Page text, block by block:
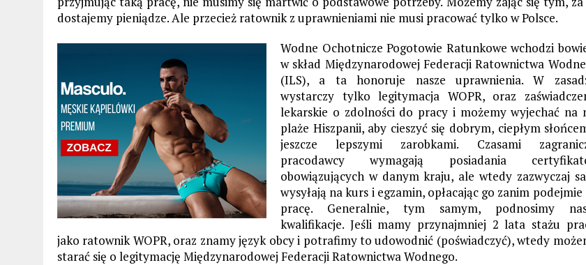
dostajemy pieniądze. Ale przecież ratownik z uprawnieniami nie musi pracować tylko w Polsce.
Wodne Ochotnicze Pogotowie Ratunkowe wchodzi
w skład Międzynarodowej Federacji Ratownictwa
(ILS), a ta honoruje nasze uprawnienia. W
wystarczy tylko legitymacja WOPR, oraz
lekarskie o zdolności do pracy i możemy wyjechać na
plaże Hiszpanii, aby cieszyć się dobrym, ciepłym
jeszcze lepszymi zarobkami. Czasami
pracodawcy wymagają posiadania
obowiązujących w danym kraju, ale wtedy zazwyczaj
wysyłają na kurs i egzamin, opłacając go zanim podejmie
pracę. Generalnie, tym samym, podnosimy
kwalifikacje. Jeśli mamy przynajmniej 2 lata stażu
jako ratownik WOPR, oraz znamy język obcy i potrafimy to udowodnić (poświadczyć), wtedy
starać się o legitymację Międzynarodowej Federacji Ratownictwa Wodnego.